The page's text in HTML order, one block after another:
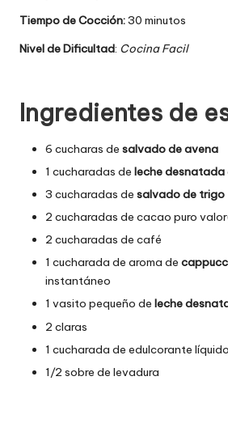
Tiempo de Cocción:30 minutos
Nivel de Dificultad: Cocina Facil
Ingredientes de
6 cucharas de salvado de avena
1 cucharadas de leche desnatada
3 cucharadas de salvado de trigo
2 cucharadas de cacao puro
2 cucharadas de café
1 cucharada de aroma de
instantáneo
1 vasito pequeño de leche
2 claras
1 cucharada de edulcorante líquido
1/2 sobre de levadura